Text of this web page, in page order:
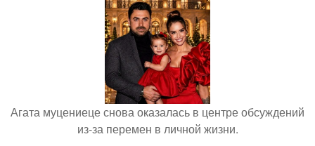
Агата муцениеце снова оказалась в центре обсуждений
из-за перемен в личной жизни.